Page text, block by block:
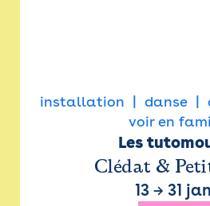
installation danse
voir en
Les
Clédat &
13→ 31